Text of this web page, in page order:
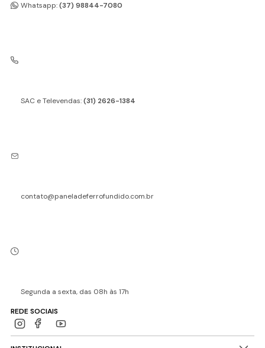
Whatsapp:(37) 98844-7080
SAC e Televendas:(31) 2626-1384
contato@paneladeferrofundido.com.br
Segunda a sexta, das 08h às 17h
REDE SOCIAIS